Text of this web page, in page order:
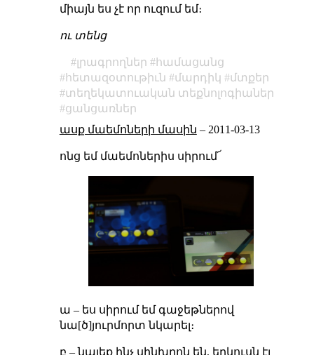
միայն ես չէ որ ուզում եմ։
ու տենց
լրագրողներ
համացանց
հետազօտութիւն
մարդիկ
մտքեր
տեղեկատուական տեքնոլոգիաներ
ցանցառներ
ասք մաեմոների մասին – 2011-03-13
ոնց եմ մաեմոներիս սիրում՜
ա – ես սիրում եմ գաջեթներով
նա[ծ]յուրմորտ նկարել։
բ – նայեք ինչ սինխրոն են, երկուսն էլ